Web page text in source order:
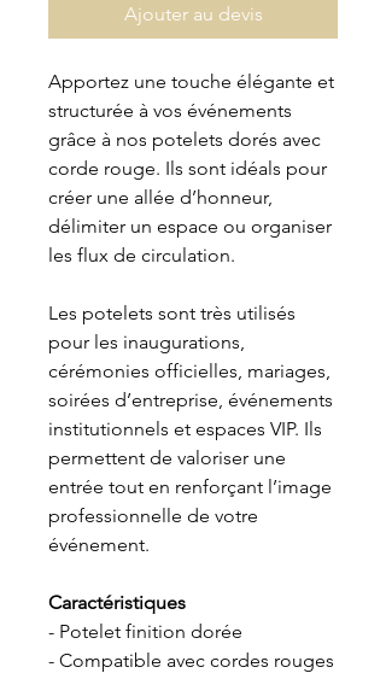
Ajouter au devis
Apportez une touche élégante et
structurée à vos événements
grâce à nos potelets dorés avec
corde rouge. Ils sont idéals pour
créer une allée d’honneur,
délimiter un espace ou organiser
les flux de circulation.
Les potelets sont très utilisés
pour les inaugurations,
cérémonies officielles, mariages,
soirées d’entreprise, événements
institutionnels et espaces VIP. Ils
permettent de valoriser une
entrée tout en renforçant l’image
professionnelle de votre
événement.
Caractéristiques
- Potelet finition dorée
- Compatible avec cordes rouges